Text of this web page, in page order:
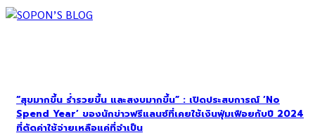
“สุขมากขึ้น ร่ำรวยขึ้น และสงบมากขึ้น” : เปิดประสบการณ์ ‘No
Spend Year’ ของนักข่าวฟรีแลนซ์ที่เคยใช้เงินฟุ่มเฟือยกับปี 2024
ที่ตัดค่าใช้จ่ายเหลือแค่ที่จำเป็น